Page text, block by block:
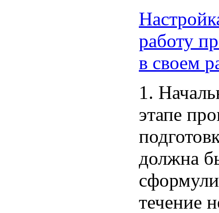
работу
в своем
1.
этапе
должна
течение